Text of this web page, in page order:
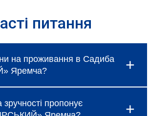
питання
на проживання в Садиба
Яремча?
від вибраного типу
зручності пропонує